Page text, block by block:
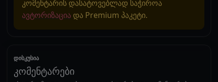
კომენტარის დასატოვებლად საჭიროა
ავტორიზაცია და Premium პაკეტი.
დისკუსია
კომენტარები